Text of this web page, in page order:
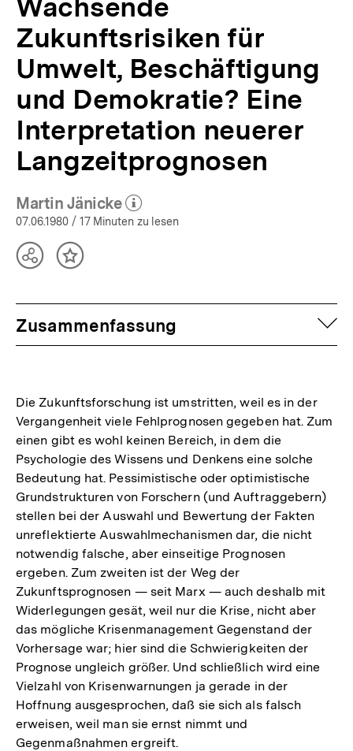
Wachsende
Zukunftsrisiken für
Umwelt, Beschäftigung
und Demokratie? Eine
Interpretation neuerer
Langzeitprognosen
Martin Jänicke
(Mehr zum Autor)
öffnen
07.06.1980 / 17 Minuten zu lesen
TeilenInhalt
Zusammenfassung
Die Zukunftsforschung ist umstritten, weil es in der
Vergangenheit viele Fehlprognosen gegeben hat. Zum
einen gibt es wohl keinen Bereich, in dem die
Psychologie des Wissens und Denkens eine solche
Bedeutung hat. Pessimistische oder optimistische
Grundstrukturen von Forschern (und Auftraggebern)
stellen bei der Auswahl und Bewertung der Fakten
unreflektierte Auswahlmechanismen dar, die nicht
notwendig falsche, aber einseitige Prognosen
ergeben. Zum zweiten ist der Weg der
Zukunftsprognosen — seit Marx — auch deshalb mit
Widerlegungen gesät, weil nur die Krise, nicht aber
das mögliche Krisenmanagement Gegenstand der
Vorhersage war; hier sind die Schwierigkeiten der
Prognose ungleich größer. Und schließlich wird eine
Vielzahl von Krisenwarnungen ja gerade in der
Hoffnung ausgesprochen, daß sie sich als falsch
erweisen, weil man sie ernst nimmt und
Gegenmaßnahmen ergreift.